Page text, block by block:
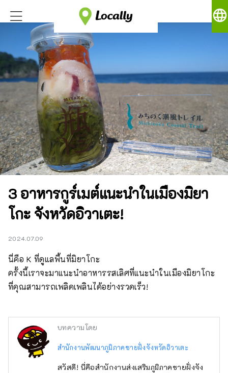
language
3 อาหารกูร์เมต์แนะนำในเมืองมิยา
โกะ จังหวัดอิวาเตะ!
2024.07.09
นี่คือ K ที่ดูแลพื้นที่มิยาโกะ
ครั้งนี้เราจะมาแนะนำอาหารรสเลิศที่แนะนำในเมืองมิยาโกะ
ที่คุณสามารถเพลิดเพลินได้อย่างรวดเร็ว!
บทความโดย
สำนักงานพัฒนาภูมิภาคชายฝั่งจังหวัดอิวาเตะ
สวัสดี! นี่คือสำนักงานส่งเสริมภูมิภาคชายฝั่งจัง